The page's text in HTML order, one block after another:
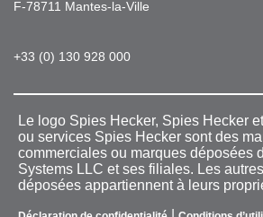
F-78711 Mantes-la-Ville
+33 (0) 130 928 000
Le logo Spies Hecker, Spies Hecker
ou services Spies Hecker sont des
commerciales ou marques déposées
Systems LLC et ses filiales. Les
déposées appartiennent à leurs